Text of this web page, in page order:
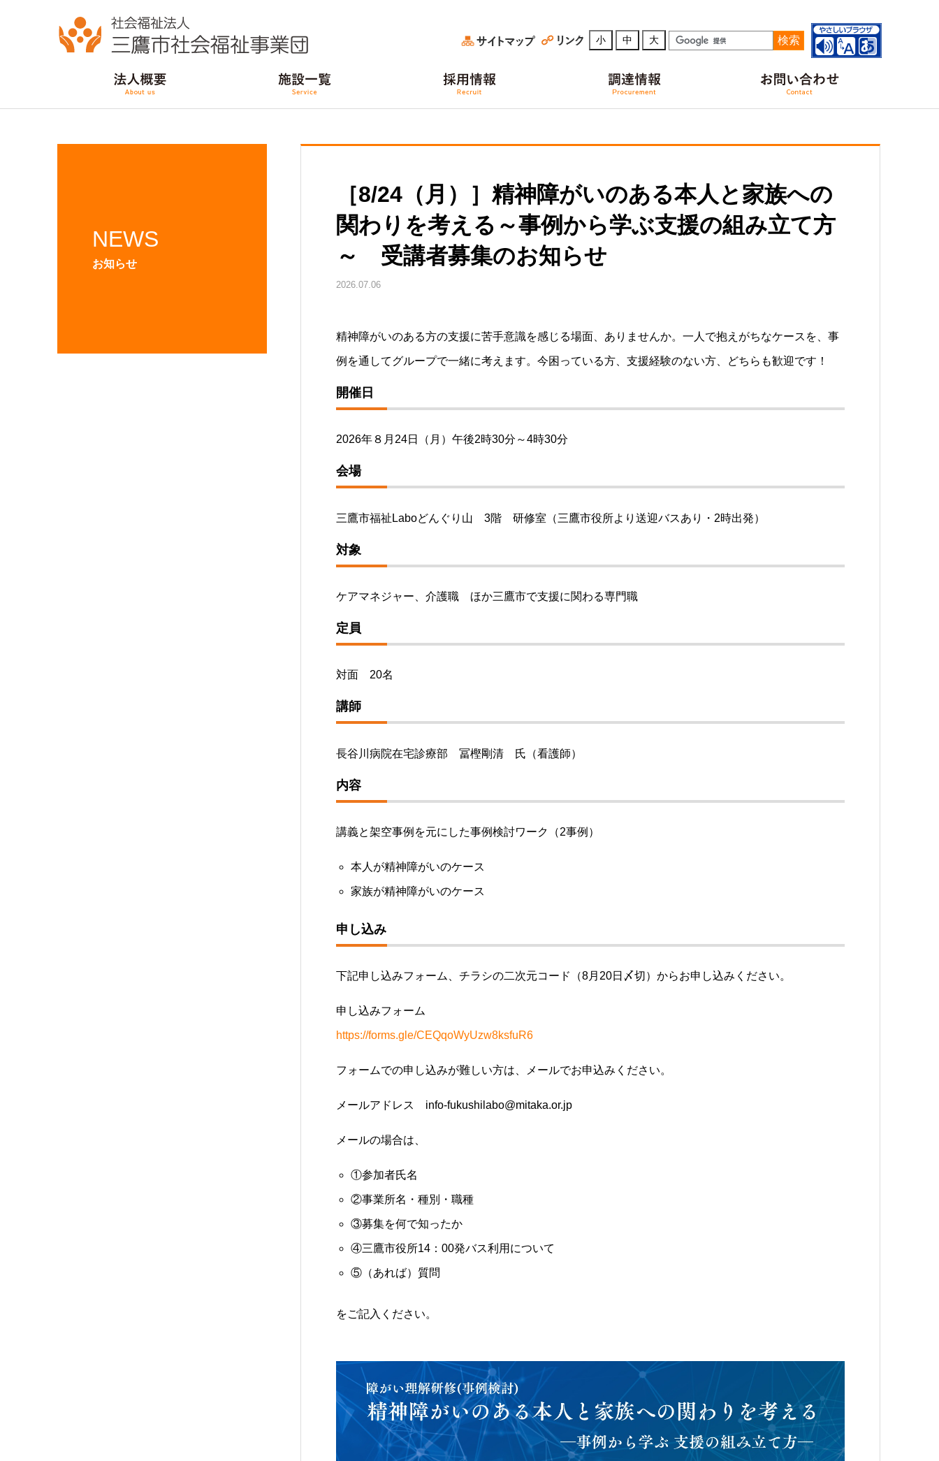
小 中 大 検索
NEWS
お知らせ
［8/24（月）］精神障がいのある本人と家族への
関わりを考える～事例から学ぶ支援の組み立て方
～ 受講者募集のお知らせ
2026.07.06
精神障がいのある方の支援に苦手意識を感じる場面、ありませんか。一人で抱えがちなケースを、事
例を通してグループで一緒に考えます。今困っている方、支援経験のない方、どちらも歓迎です！
開催日
2026年８月24日（月）午後2時30分～4時30分
会場
三鷹市福祉Laboどんぐり山 3階 研修室（三鷹市役所より送迎バスあり・2時出発）
対象
ケアマネジャー、介護職 ほか三鷹市で支援に関わる専門職
定員
対面 20名
講師
長谷川病院在宅診療部 冨樫剛清 氏（看護師）
内容
講義と架空事例を元にした事例検討ワーク（2事例）
本人が精神障がいのケース
家族が精神障がいのケース
申し込み
下記申し込みフォーム、チラシの二次元コード（8月20日〆切）からお申し込みください。
申し込みフォーム
https://forms.gle/CEQqoWyUzw8ksfuR6
フォームでの申し込みが難しい方は、メールでお申込みください。
メールアドレス info-fukushilabo@mitaka.or.jp
メールの場合は、
①参加者氏名
②事業所名・種別・職種
③募集を何で知ったか
④三鷹市役所14：00発バス利用について
⑤（あれば）質問
をご記入ください。